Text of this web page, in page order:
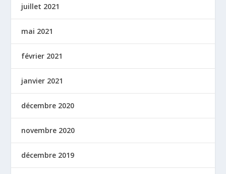
juillet 2021
mai 2021
février 2021
janvier 2021
décembre 2020
novembre 2020
décembre 2019